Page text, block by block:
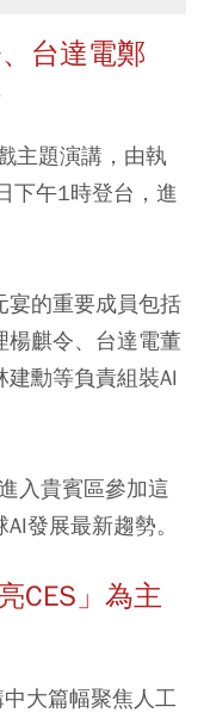
台達電鄭
主題演講，由執
下午1時登台，進
宴的重要成員包括
楊麒令、台達電董
勳等負責組裝AI
入貴賓區參加這
發展最新趨勢。
CES」為主
大篇幅聚焦人工